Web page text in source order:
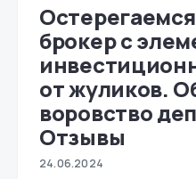
брокер с
от жуликов.
воровство
Отзывы
24.06.2024